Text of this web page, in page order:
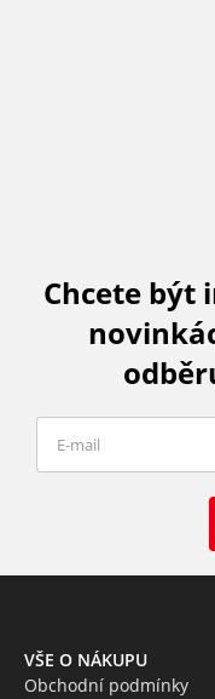
Chcete být
VŠE O NÁKUPU
Obchodní podmínky